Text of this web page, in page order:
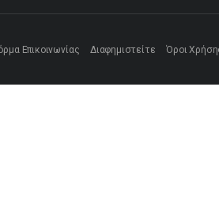
Επικοινωνίας Διαφημιστείτε Όροι